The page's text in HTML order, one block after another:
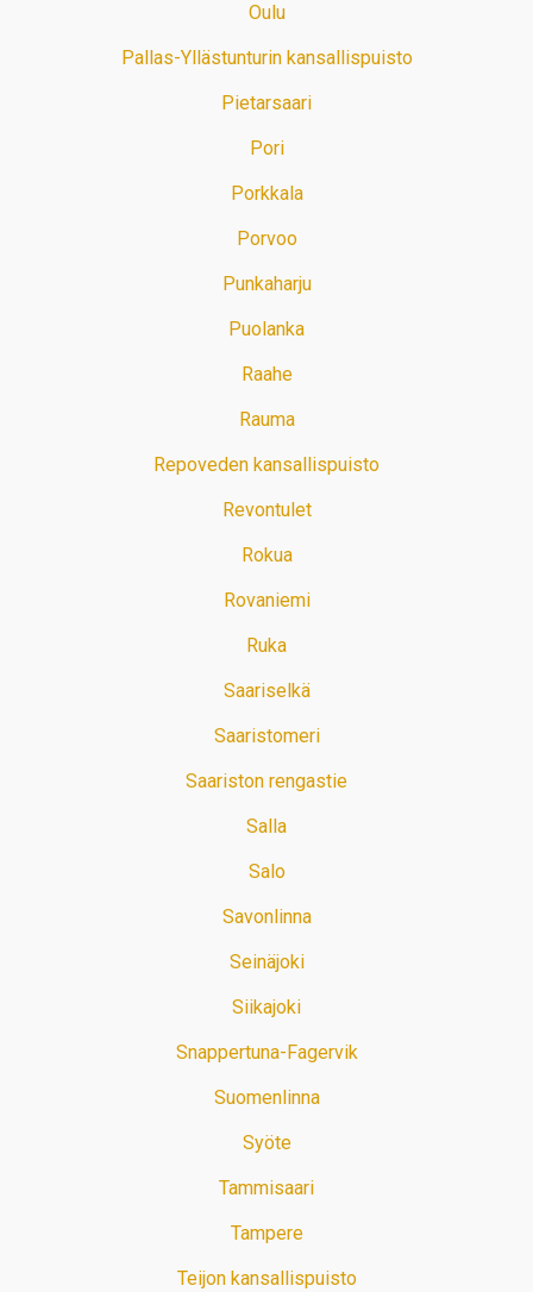
Oulu
Pallas-Yllästunturin kansallispuisto
Pietarsaari
Pori
Porkkala
Porvoo
Punkaharju
Puolanka
Raahe
Rauma
Repoveden kansallispuisto
Revontulet
Rokua
Rovaniemi
Ruka
Saariselkä
Saaristomeri
Saariston rengastie
Salla
Salo
Savonlinna
Seinäjoki
Siikajoki
Snappertuna-Fagervik
Suomenlinna
Syöte
Tammisaari
Tampere
Teijon kansallispuisto